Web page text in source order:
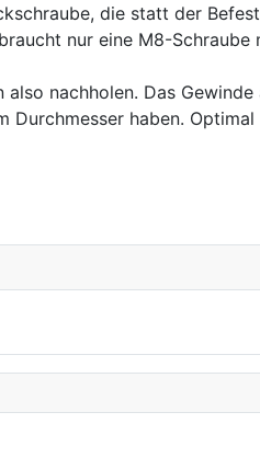
die statt der
nur eine M8-
nachholen. Das
Durchmesser haben.